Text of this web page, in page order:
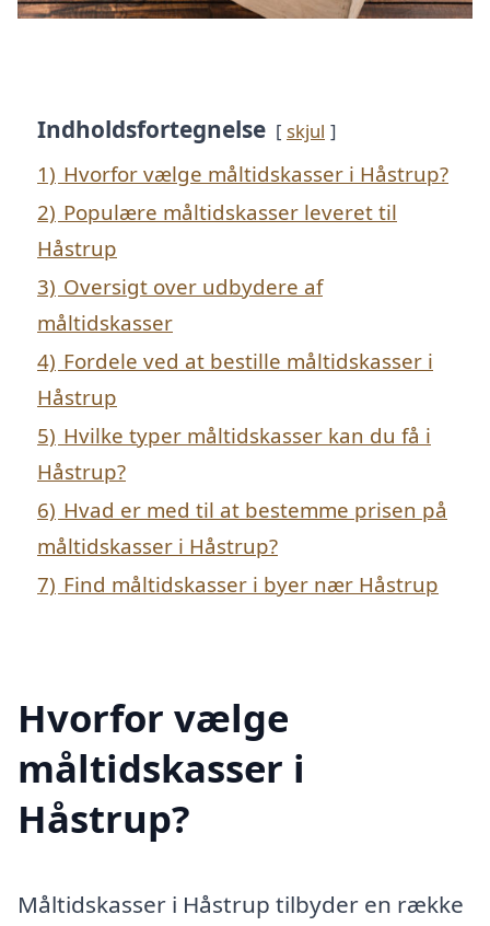
Indholdsfortegnelse skjul
1) Hvorfor vælge måltidskasser i Håstrup?
2) Populære måltidskasser leveret til
Håstrup
3) Oversigt over udbydere af
måltidskasser
4) Fordele ved at bestille måltidskasser i
Håstrup
5) Hvilke typer måltidskasser kan du få i
Håstrup?
6) Hvad er med til at bestemme prisen på
måltidskasser i Håstrup?
7) Find måltidskasser i byer nær Håstrup
Hvorfor vælge
måltidskasser i
Håstrup?
Måltidskasser i Håstrup tilbyder en række